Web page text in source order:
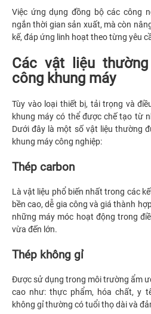
Việc ứng dụng đồng bộ các công
ngắn thời gian sản xuất, mà còn
kế, đáp ứng linh hoạt theo từng yêu
Các vật liệu
công khung máy
Tùy vào loại thiết bị, tải trọng và
khung máy có thể được chế tạo từ
Dưới đây là một số vật liệu thường
khung máy công nghiệp:
Thép carbon
Là vật liệu phổ biến nhất trong các
bền cao, dễ gia công và giá thành
những máy móc hoạt động trong
vừa đến lớn.
Thép không gỉ
Được sử dụng trong môi trường ẩm
cao như: thực phẩm, hóa chất, y
không gỉ thường có tuổi thọ dài và